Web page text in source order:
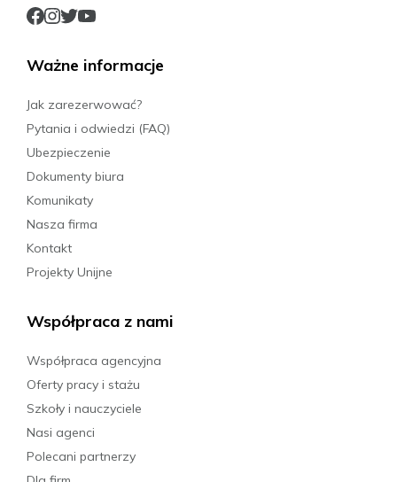
Ważne informacje
Jak zarezerwować?
Pytania i odwiedzi (FAQ)
Ubezpieczenie
Dokumenty biura
Komunikaty
Nasza firma
Kontakt
Projekty Unijne
Współpraca z nami
Współpraca agencyjna
Oferty pracy i stażu
Szkoły i nauczyciele
Nasi agenci
Polecani partnerzy